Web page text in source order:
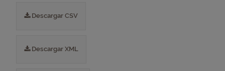
Descargar CSV
Descargar XML